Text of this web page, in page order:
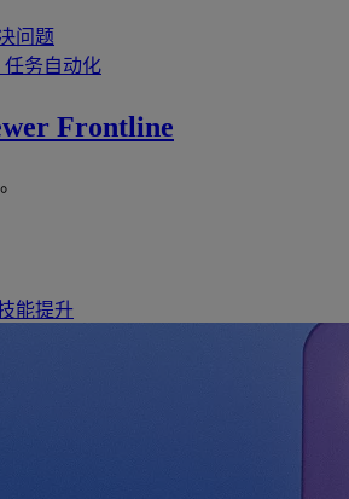
问题
任务自动化
Frontline
能提升